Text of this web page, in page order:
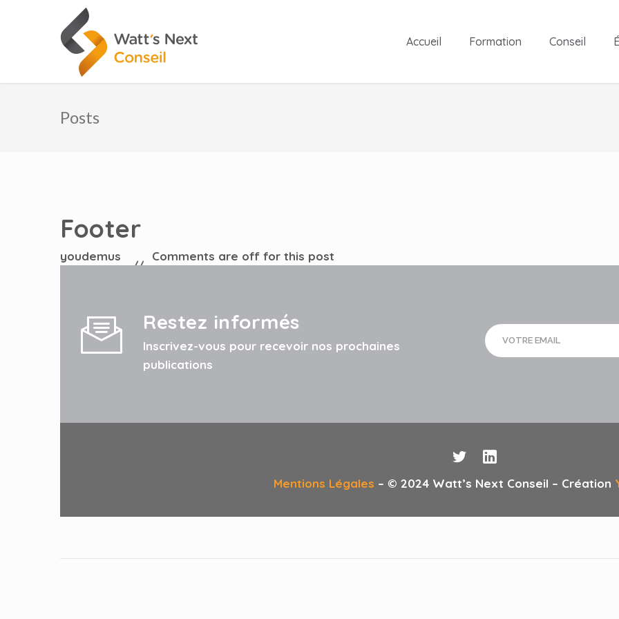
Accueil Formation Conseil
Posts
Footer
youdemus Comments are off for this post
Restez informés
Inscrivez-vous pour recevoir nos prochaines
publications
Mentions Légales – © 2024 Watt’s Next Conseil – Création